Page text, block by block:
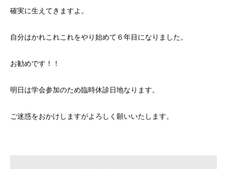
確実に生えてきますよ。
自分はかれこれこれをやり始めて６年目になりました。
お勧めです！！
明日は学会参加のため臨時休診日地なります。
ご迷惑をおかけしますがよろしく願いいたします。